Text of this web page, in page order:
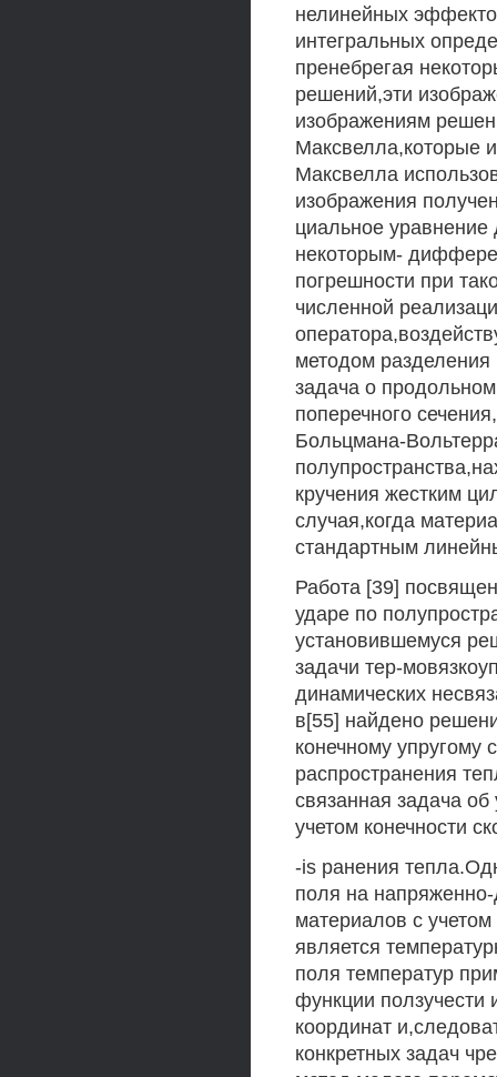
нелинейных
интегральных
пренебрегая
решений,эти
изображениям
Максвелла,которые
Максвелла
изображения
циальное уравнение
некоторым-
погрешности при
численной
методом
задача о
поперечного
Больцмана-
кручения жестким
случая,когда
стандартным
Работа [39]
ударе по
установившемуся
задачи тер-
динамических
в[55] найдено
конечному упругому
распространения
связанная задача об
учетом конечности
-is ранения
поля на
материалов с
является
поля температур
функции ползучести
координат
конкретных задач